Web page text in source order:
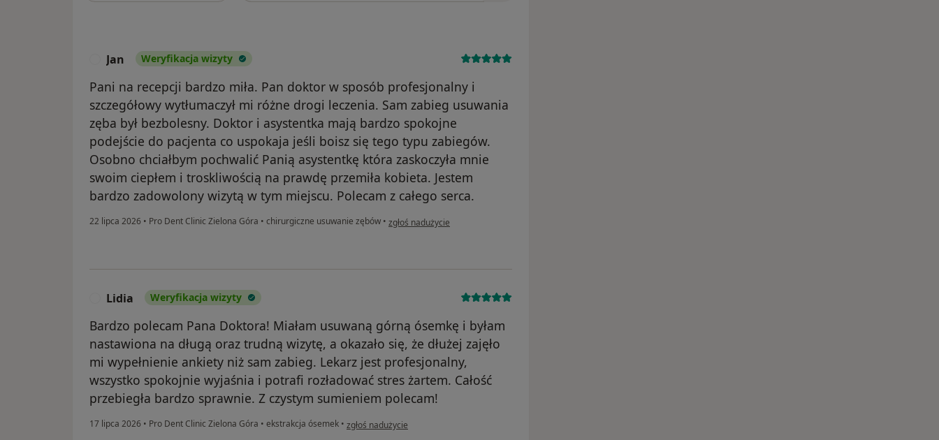
Jan Weryfikacja wizyty
Pani na recepcji bardzo miła. Pan doktor w sposób profesjonalny i
szczegółowy wytłumaczył mi różne drogi leczenia. Sam zabieg usuwania
zęba był bezbolesny. Doktor i asystentka mają bardzo spokojne
podejście do pacjenta co uspokaja jeśli boisz się tego typu zabiegów.
Osobno chciałbym pochwalić Panią asystentkę która zaskoczyła mnie
swoim ciepłem i troskliwością na prawdę przemiła kobieta. Jestem
bardzo zadowolony wizytą w tym miejscu. Polecam z całego serca.
22 lipca 2026 • Pro Dent Clinic Zielona Góra • chirurgiczne usuwanie zębów • w opinii użytkownika Jan
zgłoś nadużycie
Lidia Weryfikacja wizyty
Bardzo polecam Pana Doktora! Miałam usuwaną górną ósemkę i byłam
nastawiona na długą oraz trudną wizytę, a okazało się, że dłużej zajęło
mi wypełnienie ankiety niż sam zabieg. Lekarz jest profesjonalny,
wszystko spokojnie wyjaśnia i potrafi rozładować stres żartem. Całość
przebiegła bardzo sprawnie. Z czystym sumieniem polecam!
17 lipca 2026 • Pro Dent Clinic Zielona Góra • ekstrakcja ósemek • w opinii użytkownika Lidia
zgłoś nadużycie